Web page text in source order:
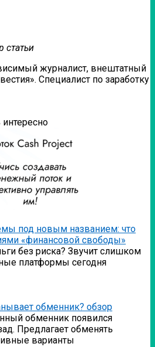
статьи
журналист, внештатный
Специалист по заработку
под новым названием: что
«финансовой свободы»
без риска? Звучит слишком
платформы сегодня
обменник? обзор
обменник появился
Предлагает обменять
варианты